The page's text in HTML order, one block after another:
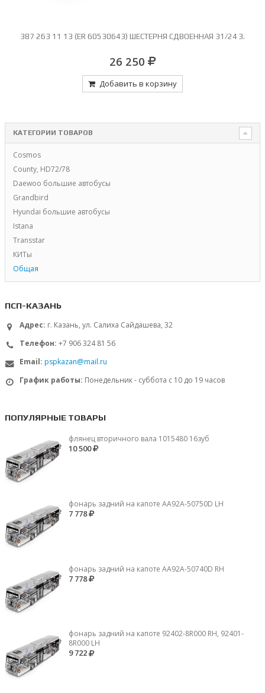
387 263 11 13 (ER 60530643) ШЕСТЕРНЯ СДВОЕННАЯ 31/24 З.
26 250
Добавить в корзину
КАТЕГОРИИ ТОВАРОВ
Cosmos
County, HD72/78
Daewoo большие автобусы
Grandbird
Hyundai большие автобусы
Istana
Transstar
КИТы
Общая
ПСП-КАЗАНЬ
Адрес: г. Казань, ул. Салиха Сайдашева, 32
Телефон: +7 906 324 81 56
Email: pspkazan@mail.ru
График работы: Понедельник - суббота с 10 до 19 часов
ПОПУЛЯРНЫЕ ТОВАРЫ
флянец вторичного вала 1015480 16зуб
10 500
фонарь задний на капоте AA92A-50750D LH
7 778
фонарь задний на капоте AA92A-50740D RH
7 778
фонарь задний на капоте 92402-8R000 RH, 92401-
8R000 LH
9 722